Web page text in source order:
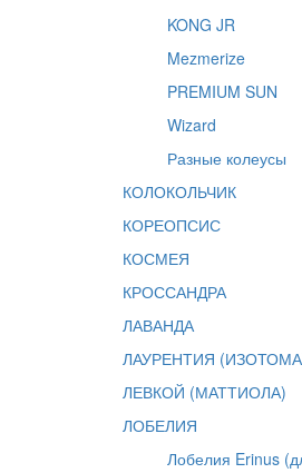
KONG JR
Mezmerize
PREMIUM SUN
Wizard
Разные колеусы
КОЛОКОЛЬЧИК
КОРЕОПСИС
КОСМЕЯ
КРОССАНДРА
ЛАВАНДА
ЛАУРЕНТИЯ
ЛЕВКОЙ (МАТТИОЛА)
ЛОБЕЛИЯ
Лобелия Erinus